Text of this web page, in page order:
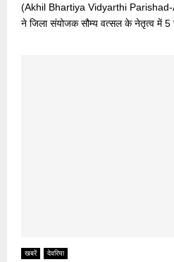
(Akhil Bhartiya Vidyarthi Parishad-
ने जिला संयोजक सौम्य वत्सल के नेतृत्व में 5
खबरें देवरिया